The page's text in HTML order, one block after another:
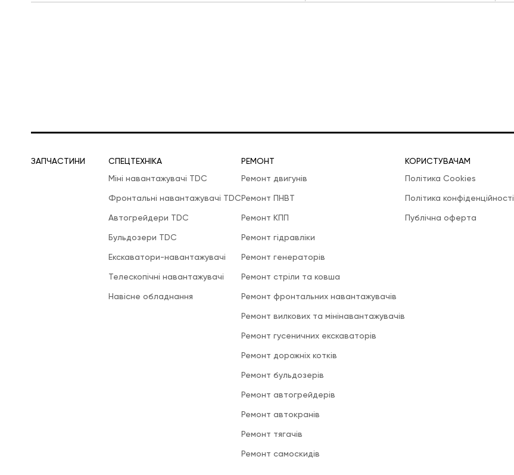
ЗАПЧАСТИНИ
СПЕЦТЕХНІКА
Міні навантажувачі TDC
Фронтальні навантажувачі TDC
Автогрейдери TDC
Бульдозери TDC
Екскаватори-навантажувачі
Телескопічні навантажувачі
Навісне обладнання
РЕМОНТ
Ремонт двигунів
Ремонт ПНВТ
Ремонт КПП
Ремонт гідравліки
Ремонт генераторів
Ремонт стріли та ковша
Ремонт фронтальних навантажувачів
Ремонт вилкових та мінінавантажувачів
Ремонт гусеничних екскаваторів
Ремонт дорожніх котків
Ремонт бульдозерів
Ремонт автогрейдерів
Ремонт автокранів
Ремонт тягачів
Ремонт самоскидів
КОРИСТУВАЧАМ
Політика Cookies
Політика конфіденційності
Публічна оферта